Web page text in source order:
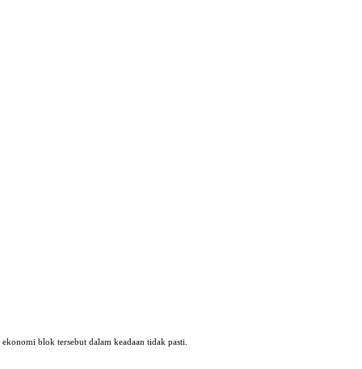
blok tersebut dalam keadaan tidak pasti.